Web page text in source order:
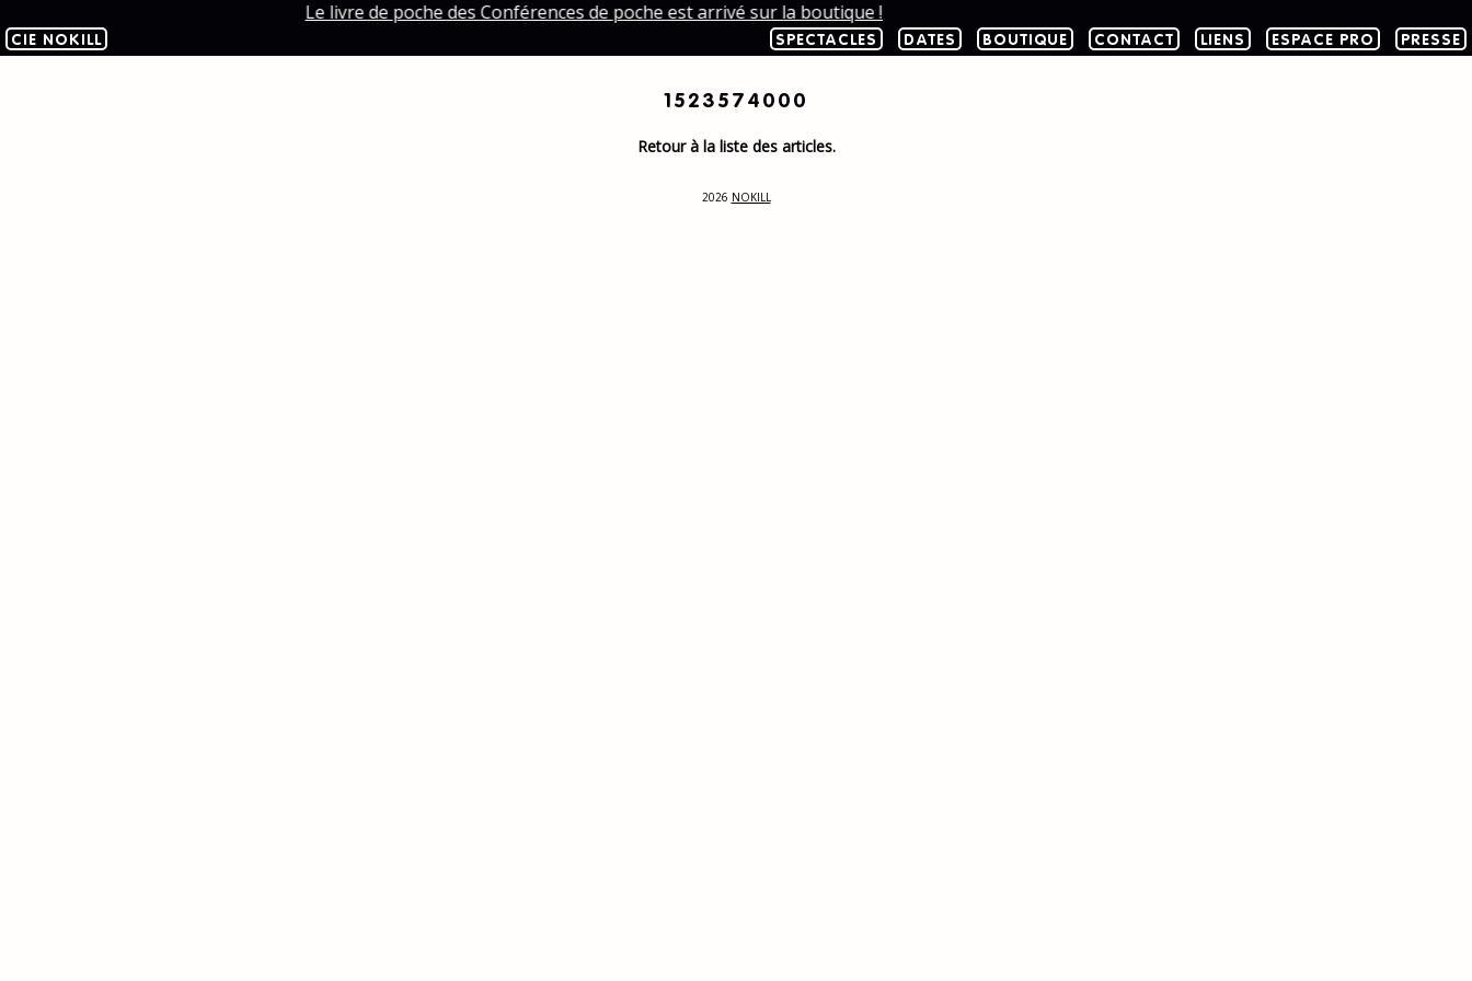
Le livre de poche des Conférences de poche est arrivé sur la boutique !
CIE NOKILL SPECTACLES DATES BOUTIQUE CONTACT LIENS ESPACE PRO PRESSE
1523574000
Retour à la liste des articles.
2026 NOKILL